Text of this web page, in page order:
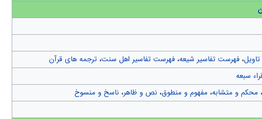
تاویل، فهرست تفاسیر شیعه، فهرست تفاسیر اهل سنت، ترجمه های قرآن
سبعه
، محکم و متشابه، مفهوم و منطوق، نص و ظاهر، ناسخ و منسوخ